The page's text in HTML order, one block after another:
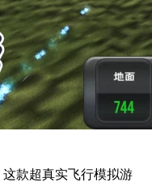
款超真实飞行模拟游